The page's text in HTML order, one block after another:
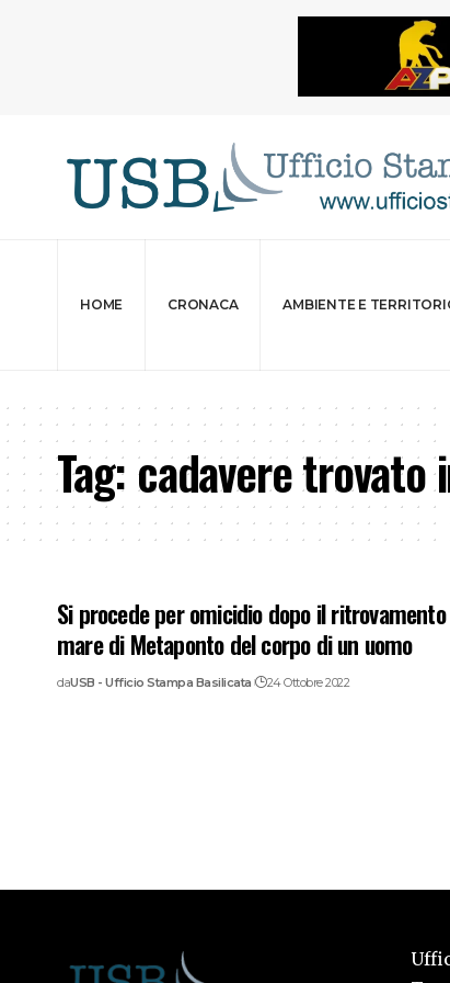
HOME CRONACA AMBIENTE E
Tag:cadavere trovato
Si procede per omicidio dopo il
mare di Metaponto del corpo di un uomo
daUSB - Ufficio Stampa Basilicata 24 Ottobre 2022